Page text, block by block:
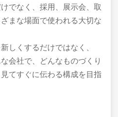
でなく、採用、展示会、取
まな場面で使われる大切な
しくするだけではなく、
会社で、どんなものづくり
てすぐに伝わる構成を目指